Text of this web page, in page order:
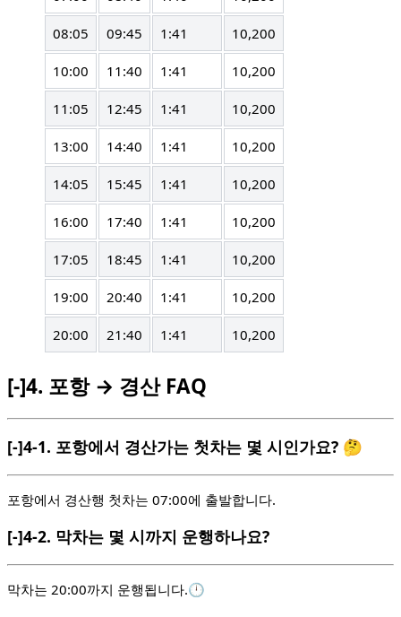
08:05 09:45 1:41 10,200
10:00 11:40 1:41 10,200
11:05 12:45 1:41 10,200
13:00 14:40 1:41 10,200
14:05 15:45 1:41 10,200
16:00 17:40 1:41 10,200
17:05 18:45 1:41 10,200
19:00 20:40 1:41 10,200
20:00 21:40 1:41 10,200
[-]4. 포항 → 경산 FAQ
[-]4-1. 포항에서 경산가는 첫차는 몇 시인가요? 🤔
포항에서 경산행 첫차는 07:00에 출발합니다.
[-]4-2. 막차는 몇 시까지 운행하나요?
막차는 20:00까지 운행됩니다.🕛